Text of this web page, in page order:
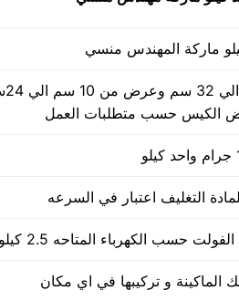
الكيس حسب متطلبات العمل